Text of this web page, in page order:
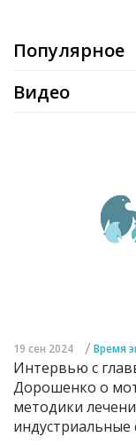
Популярное
Видео
19 сен 2024 / Время
Интервью с
Дорошенко о
методики
индустриальные